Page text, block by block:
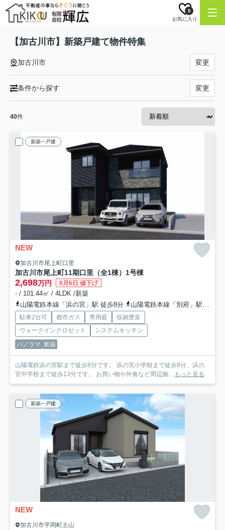
お気に入り
0
【加古川市】新築戸建て物件特集
加古川市 変更
条件から探す 変更
40件
新築一戸建
NEW
加古川市尾上町口里
加古川市尾上町11期口里（全1棟）1号棟
2,698万円 8月6日 値下げ
- / 101.44㎡ / 4LDK /新築
山陽電鉄本線「浜の宮」駅 徒歩8分
山陽電鉄本線「別府」駅 徒歩23分
駐車2台可 都市ガス 専用庭
収納豊富
ウォークインクロゼット
システムキッチン
パノラマ 新築
山陽電鉄浜の宮駅まで徒歩8分です。 浜の宮小学校まで徒歩8分、浜の
宮中学校まで徒歩13分です。 お買い物や外食など周辺施... もっと見る
新築一戸建
NEW
加古川市平岡町土山